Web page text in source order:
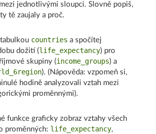
jednotlivými sloupci. Slovně popiš,
tě zaujaly a proč.
countries a spočítej
dožití (life_expectancy) pro
skupiny (income_groups) a
). (Nápověda: vzpomeň si,
hodině analyzovali vztah mezi
proměnnými).
funkce graficky zobraz vztahy všech
proměnných: life_expectancy,